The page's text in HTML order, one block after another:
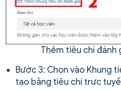
Thêm tiêu chí đánh
Bước 3: Chọn vào Khung
tạo bảng tiêu chí trực